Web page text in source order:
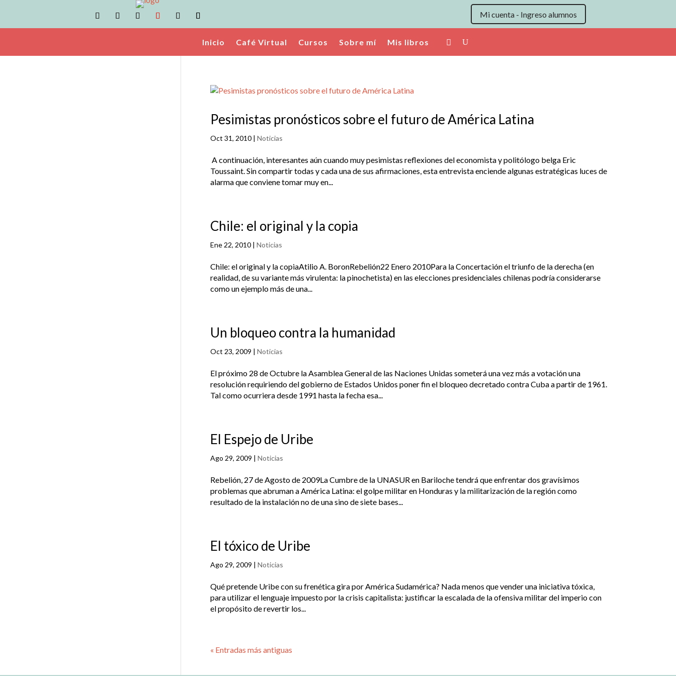
Mi cuenta - Ingreso alumnos
Inicio Café Virtual Cursos Sobre mí Mis libros
Pesimistas pronósticos sobre el futuro de América Latina
Oct 31, 2010| Noticias
A continuación, interesantes aún cuando muy pesimistas reflexiones del economista y politólogo belga Eric
Toussaint. Sin compartir todas y cada una de sus afirmaciones, esta entrevista enciende algunas estratégicas luces de
alarma que conviene tomar muy en...
Chile: el original y la copia
Ene 22, 2010| Noticias
Chile: el original y la copiaAtilio A. BoronRebelión22 Enero 2010Para la Concertación el triunfo de la derecha (en
realidad, de su variante más virulenta: la pinochetista) en las elecciones presidenciales chilenas podría considerarse
como un ejemplo más de una...
Un bloqueo contra la humanidad
Oct 23, 2009 | Noticias
El próximo 28 de Octubre la Asamblea General de las Naciones Unidas someterá una vez más a votación una
resolución requiriendo del gobierno de Estados Unidos poner fin el bloqueo decretado contra Cuba a partir de 1961.
Tal como ocurriera desde 1991 hasta la fecha esa...
El Espejo de Uribe
Ago 29, 2009 | Noticias
Rebelión, 27 de Agosto de 2009La Cumbre de la UNASUR en Bariloche tendrá que enfrentar dos gravísimos
problemas que abruman a América Latina: el golpe militar en Honduras y la militarización de la región como
resultado de la instalación no de una sino de siete bases...
El tóxico de Uribe
Ago 29, 2009 | Noticias
Qué pretende Uribe con su frenética gira por América Sudamérica? Nada menos que vender una iniciativa tóxica,
para utilizar el lenguaje impuesto por la crisis capitalista: justificar la escalada de la ofensiva militar del imperio con
el propósito de revertir los...
« Entradas más antiguas